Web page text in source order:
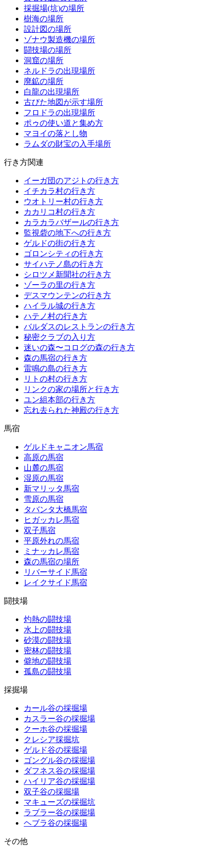
採掘場(坑)の場所
樹海の場所
設計図の場所
ゾナウ製造機の場所
闘技場の場所
洞窟の場所
ネルドラの出現場所
廃鉱の場所
白龍の出現場所
古びた地図が示す場所
フロドラの出現場所
ポゥの使い道と集め方
マヨイの落とし物
ラムダの財宝の入手場所
行き方関連
イーガ団のアジトの行き方
イチカラ村の行き方
ウオトリー村の行き方
カカリコ村の行き方
カラカラバザールの行き方
監視砦の地下への行き方
ゲルドの街の行き方
ゴロンシティの行き方
サイハテノ島の行き方
シロツメ新聞社の行き方
ゾーラの里の行き方
デスマウンテンの行き方
ハイラル城の行き方
ハテノ村の行き方
バルダスのレストランの行き方
秘密クラブの入り方
迷いの森〜コログの森の行き方
森の馬宿の行き方
雷鳴の島の行き方
リトの村の行き方
リンクの家の場所と行き方
ユン組本部の行き方
忘れ去られた神殿の行き方
馬宿
ゲルドキャニオン馬宿
高原の馬宿
山麓の馬宿
湿原の馬宿
新マリッタ馬宿
雪原の馬宿
タバンタ大橋馬宿
ヒガッカレ馬宿
双子馬宿
平原外れの馬宿
ミナッカレ馬宿
森の馬宿の場所
リバーサイド馬宿
レイクサイド馬宿
闘技場
灼熱の闘技場
水上の闘技場
砂漠の闘技場
密林の闘技場
僻地の闘技場
孤島の闘技場
採掘場
カール谷の採掘場
カスラー谷の採掘場
クーホ谷の採掘場
クレシア採掘坑
ゲルド谷の採掘場
ゴングル谷の採掘場
ダフネス谷の採掘場
ハイリア谷の採掘場
双子谷の採掘場
マキューズの採掘坑
ラブラー谷の採掘場
ヘブラ谷の採掘場
その他